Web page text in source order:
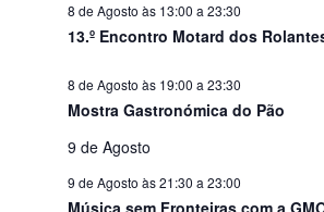
8 de Agosto às 13:00 a 23:30
13.º Encontro Motard dos
8 de Agosto às 19:00 a 23:30
Mostra Gastronómica do Pão
9 de Agosto
9 de Agosto às 21:30 a 23:00
Música sem Fronteiras com a